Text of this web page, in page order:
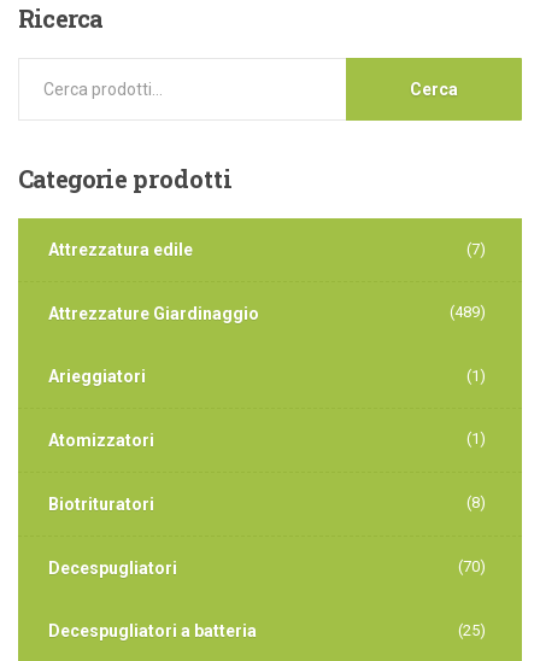
Ricerca
Cerca
Categorieprodotti
Attrezzatura edile (7)
Attrezzature Giardinaggio (489)
Arieggiatori (1)
Atomizzatori (1)
Biotrituratori (8)
Decespugliatori (70)
Decespugliatori a batteria (25)